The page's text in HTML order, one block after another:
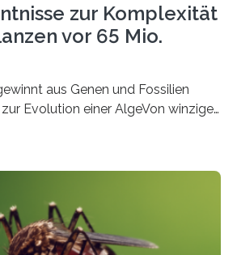
zur Komplexität
vor 65 Mio.
aus Genen und Fossilien
Evolution einer AlgeVon winzigen
zu den komplexesten
von Millionen Jahren
sticht eine Gruppe heraus,
Natur vorkommt: die